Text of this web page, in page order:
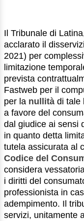
Il Tribunale di
acclarato il
2021) per
limitazione
prevista
Fastweb per il
per la nullità di tale
a favore del
dal giudice ai sensi
in quanto detta
tutela assicurata al
Codice del
considera
i diritti del
professionista in
adempimento. Il
servizi, unitamente